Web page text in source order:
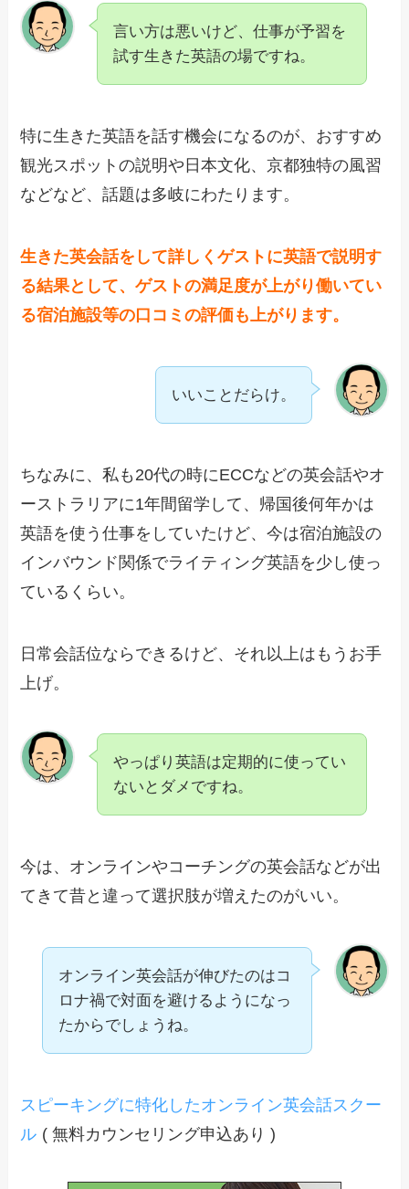
言い方は悪いけど、仕事が予習を
試す生きた英語の場ですね。
特に生きた英語を話す機会になるのが、おすすめ
観光スポットの説明や日本文化、京都独特の風習
などなど、話題は多岐にわたります。
生きた英会話をして詳しくゲストに英語で説明す
る結果として、ゲストの満足度が上がり働いてい
る宿泊施設等の口コミの評価も上がります。
いいことだらけ。
ちなみに、私も20代の時にECCなどの英会話やオ
ーストラリアに1年間留学して、帰国後何年かは
英語を使う仕事をしていたけど、今は宿泊施設の
インバウンド関係でライティング英語を少し使っ
ているくらい。
日常会話位ならできるけど、それ以上はもうお手
上げ。
やっぱり英語は定期的に使ってい
ないとダメですね。
今は、オンラインやコーチングの英会話などが出
てきて昔と違って選択肢が増えたのがいい。
オンライン英会話が伸びたのはコ
ロナ禍で対面を避けるようになっ
たからでしょうね。
スピーキングに特化したオンライン英会話スクー
ル ( 無料カウンセリング申込あり )